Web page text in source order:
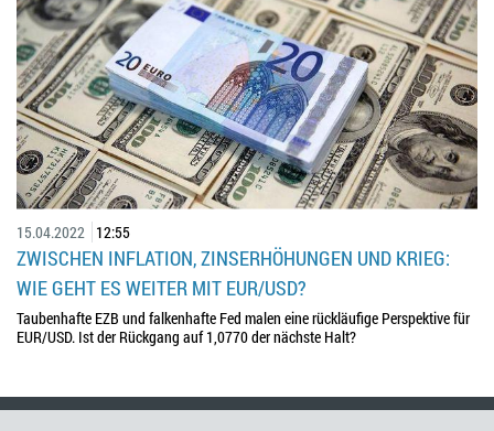
15.04.2022 12:55
ZWISCHEN INFLATION, ZINSERHÖHUNGEN UND KRIEG:
WIE GEHT ES WEITER MIT EUR/USD?
Taubenhafte EZB und falkenhafte Fed malen eine rückläufige Perspektive für
EUR/USD. Ist der Rückgang auf 1,0770 der nächste Halt?